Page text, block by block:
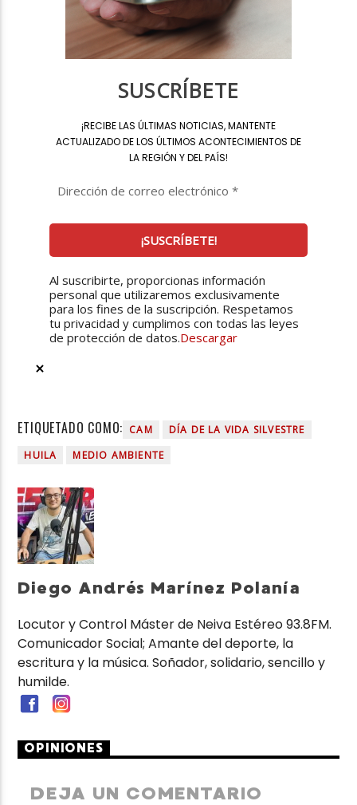
SUSCRÍBETE
¡RECIBE LAS ÚLTIMAS NOTICIAS, MANTENTE
ACTUALIZADO DE LOS ÚLTIMOS ACONTECIMIENTOS DE
LA REGIÓN Y DEL PAÍS!
Al suscribirte, proporcionas información
personal que utilizaremos exclusivamente
para los fines de la suscripción. Respetamos
tu privacidad y cumplimos con todas las leyes
de protección de datos.Descargar
ETIQUETADO COMO: CAM
DÍA DE LA VIDA SILVESTRE
HUILA
MEDIO AMBIENTE
Diego Andrés Marínez Polanía
Locutor y Control Máster de Neiva Estéreo 93.8FM.
Comunicador Social; Amante del deporte, la
escritura y la música. Soñador, solidario, sencillo y
humilde.
OPINIONES
DEJA UN COMENTARIO